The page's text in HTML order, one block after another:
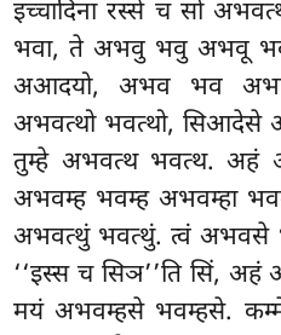
इच्चादिना रस्से च सो
भवा, ते अभवु भवु अभवू
अआदयो, अभव भव
अभवत्थो भवत्थो, सिआदेसे
तुम्हे अभवत्थ भवत्थ.
अभवम्ह भवम्ह अभवम्हा
अभवत्थुं भवत्थुं. त्वं अभवसे
‘‘इस्स च सिञ’’ति सिं,
मयं अभवम्हसे भवम्हसे.